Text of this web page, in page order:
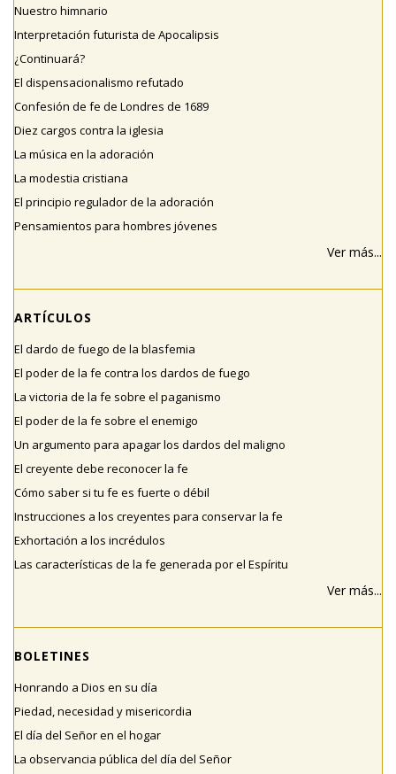
Nuestro himnario
Interpretación futurista de Apocalipsis
¿Continuará?
El dispensacionalismo refutado
Confesión de fe de Londres de 1689
Diez cargos contra la iglesia
La música en la adoración
La modestia cristiana
El principio regulador de la adoración
Pensamientos para hombres jóvenes
Ver más...
ARTÍCULOS
El dardo de fuego de la blasfemia
El poder de la fe contra los dardos de fuego
La victoria de la fe sobre el paganismo
El poder de la fe sobre el enemigo
Un argumento para apagar los dardos del maligno
El creyente debe reconocer la fe
Cómo saber si tu fe es fuerte o débil
Instrucciones a los creyentes para conservar la fe
Exhortación a los incrédulos
Las características de la fe generada por el Espíritu
Ver más...
BOLETINES
Honrando a Dios en su día
Piedad, necesidad y misericordia
El día del Señor en el hogar
La observancia pública del día del Señor